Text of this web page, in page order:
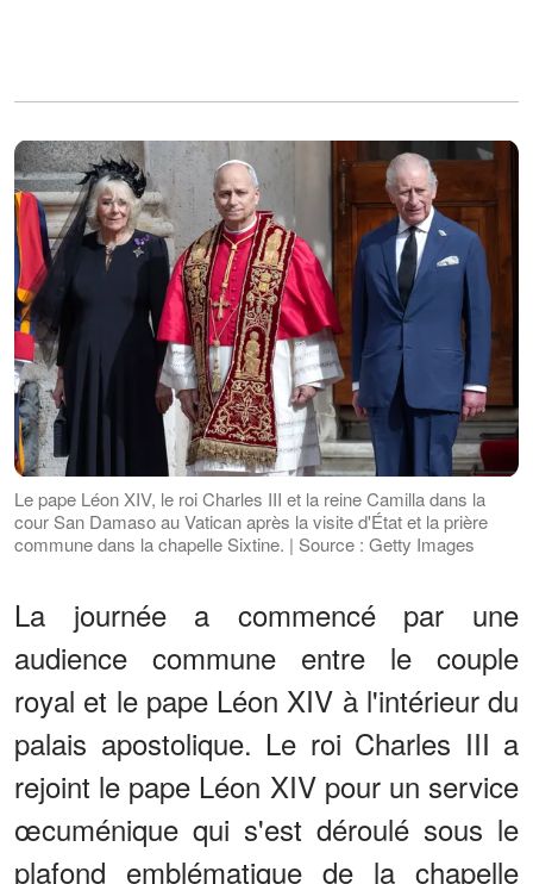
Le pape Léon XIV, le roi Charles III et la reine Camilla dans la
cour San Damaso au Vatican après la visite d'État et la prière
commune dans la chapelle Sixtine. | Source : Getty Images
La journée a commencé par une
audience commune entre le couple
royal et le pape Léon XIV à l'intérieur du
palais apostolique. Le roi Charles III a
rejoint le pape Léon XIV pour un service
œcuménique qui s'est déroulé sous le
plafond emblématique de la chapelle